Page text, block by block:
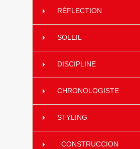
RÉFLECTION
SOLEIL
DISCIPLINE
CHRONOLOGISTE
STYLING
CONSTRUCCION